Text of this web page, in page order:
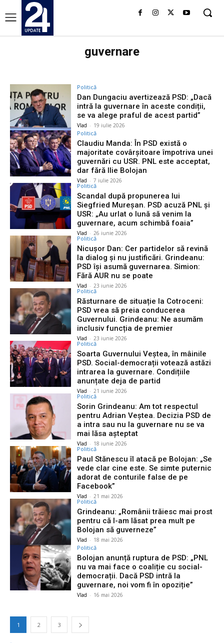
guvernare
Politică
Dan Dungaciu avertizează PSD: „Dacă
intră la guvernare în aceste condiții,
se va alege praful de acest partid”
Vlad - 19 iulie 2026
Politică
Claudiu Manda: În PSD există o
majoritate covârșitoare împotriva unei
guvernări cu USR. PNL este acceptat,
dar fără Ilie Bolojan
Vlad - 7 iulie 2026
Politică
Scandal după propunerea lui
Siegfried Mureșan. PSD acuză PNL și
USR: „Au urlat o lună să venim la
guvernare, acum schimbă foaia”
Vlad - 26 iunie 2026
Politică
Nicușor Dan: Cer partidelor să revină
la dialog și nu justificări. Grindeanu:
PSD își asumă guvernarea. Simion:
Fără AUR nu se poate
Vlad - 23 iunie 2026
Politică
Răsturnare de situație la Cotroceni:
PSD vrea să preia conducerea
Guvernului. Grindeanu: Ne asumăm
inclusiv funcția de premier
Vlad - 23 iunie 2026
Politică
Soarta Guvernului Veștea, în mâinile
PSD. Social-democrații votează astăzi
intrarea la guvernare. Condițiile
anunțate deja de partid
Vlad - 21 iunie 2026
Politică
Sorin Grindeanu: Am tot respectul
pentru Adrian Veştea. Decizia PSD de
a intra sau nu la guvernare nu se va
mai lăsa aşteptat
Vlad - 18 iunie 2026
Politică
Paul Stănescu îl atacă pe Bolojan: „Se
vede clar cine este. Se simte puternic
adorat de conturile false de pe
Facebook”
Vlad - 21 mai 2026
Politică
Grindeanu: „Românii trăiesc mai prost
pentru că l-am lăsat prea mult pe
Bolojan să guverneze”
Vlad - 18 mai 2026
Politică
Bolojan anunță ruptura de PSD: „PNL
nu va mai face o coaliție cu social-
democrații. Dacă PSD intră la
guvernare, noi vom fi în opoziție”
Vlad - 16 mai 2026
1 2 3